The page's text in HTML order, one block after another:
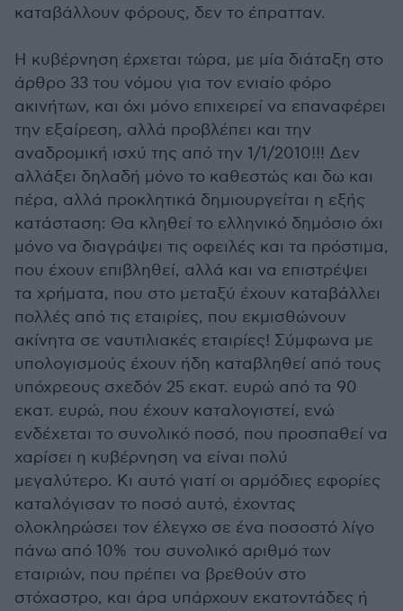
καταβάλλουν φόρους, δεν το έπρατταν.
Η κυβέρνηση έρχεται τώρα, με μία διάταξη στο
άρθρο 33 του νόμου για τον ενιαίο φόρο
ακινήτων, και όχι μόνο επιχειρεί να επαναφέρει
την εξαίρεση, αλλά προβλέπει και την
αναδρομική ισχύ της από την 1/1/2010!!! Δεν
αλλάξει δηλαδή μόνο το καθεστώς και δω και
πέρα, αλλά προκλητικά δημιουργείται η εξής
κατάσταση: Θα κληθεί το ελληνικό δημόσιο όχι
μόνο να διαγράψει τις οφειλές και τα πρόστιμα,
που έχουν επιβληθεί, αλλά και να επιστρέψει
τα χρήματα, που στο μεταξύ έχουν καταβάλλει
πολλές από τις εταιρίες, που εκμισθώνουν
ακίνητα σε ναυτιλιακές εταιρίες! Σύμφωνα με
υπολογισμούς έχουν ήδη καταβληθεί από τους
υπόχρεους σχεδόν 25 εκατ. ευρώ από τα 90
εκατ. ευρώ, που έχουν καταλογιστεί, ενώ
ενδέχεται το συνολικό ποσό, που προσπαθεί να
χαρίσει η κυβέρνηση να είναι πολύ
μεγαλύτερο. Κι αυτό γιατί οι αρμόδιες εφορίες
καταλόγισαν το ποσό αυτό, έχοντας
ολοκληρώσει τον έλεγχο σε ένα ποσοστό λίγο
πάνω από 10% του συνολικό αριθμό των
εταιριών, που πρέπει να βρεθούν στο
στόχαστρο, και άρα υπάρχουν εκατοντάδες ή